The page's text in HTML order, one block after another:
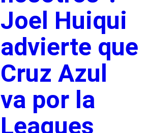
Joel Huiqui
advierte que
Cruz Azul
va por la
Leagues